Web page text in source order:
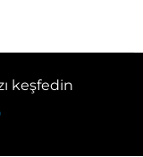
keşfedin